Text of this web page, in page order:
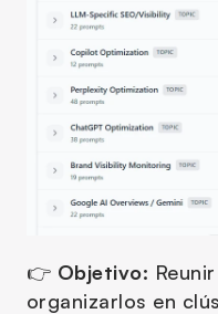
👉 Objetivo:
organizarlos en